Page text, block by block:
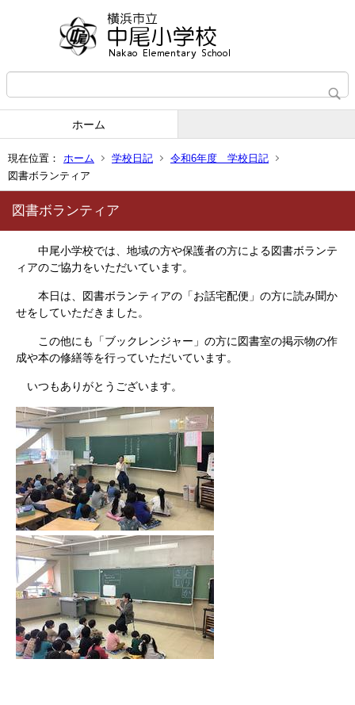
ホーム
現在位置： ホーム 学校日記
令和6年度 学校日記
図書ボランティア
図書ボランティア
中尾小学校では、地域の方や保護者の方による図書ボランテ
ィアのご協力をいただいています。
本日は、図書ボランティアの「お話宅配便」の方に読み聞か
せをしていただきました。
この他にも「ブックレンジャー」の方に図書室の掲示物の作
成や本の修繕等を行っていただいています。
いつもありがとうございます。